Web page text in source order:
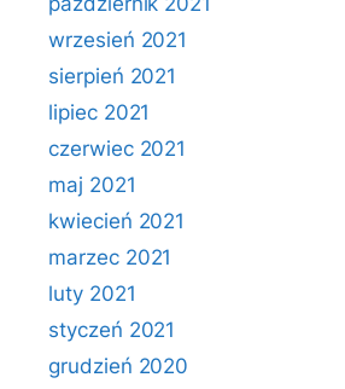
wrzesień 2021
sierpień 2021
lipiec 2021
czerwiec 2021
maj 2021
kwiecień 2021
marzec 2021
luty 2021
styczeń 2021
grudzień 2020